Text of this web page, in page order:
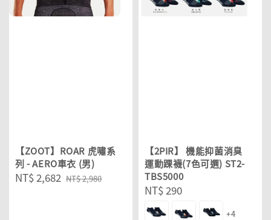
【ZOOT】ROAR 虎嘯系
列 - AERO車衣 (男)
Sale
NT$ 2,682 Regular
NT$ 2,980
【2PIR】 機能抑菌消臭
運動踝襪(7色可選) ST2-
TBS5000
Regular
price
NT$ 290
+4